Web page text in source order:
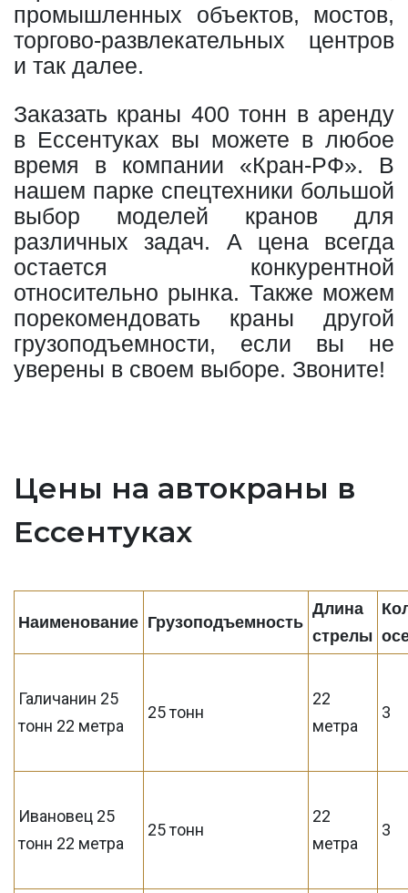
промышленных объектов, мостов,
торгово-развлекательных центров
и так далее.
Заказать краны 400 тонн в аренду
в Ессентуках вы можете в любое
время в компании «Кран-РФ». В
нашем парке спецтехники большой
выбор моделей кранов для
различных задач. А цена всегда
остается конкурентной
относительно рынка. Также можем
порекомендовать краны другой
грузоподъемности, если вы не
уверены в своем выборе. Звоните!
Цены на автокраны в
Ессентуках
Наименование Грузоподъемность
Длина
стрелы
Галичанин 25
тонн 22 метра
25 тонн
22
метра
3
Ивановец 25
тонн 22 метра
25 тонн
22
метра
3